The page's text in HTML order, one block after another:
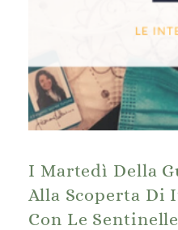
I Martedì Della
Alla Scoperta Di
Con Le